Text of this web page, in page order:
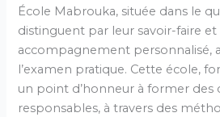
École Mabrouka, située dans le
distinguent par leur savoir-faire et
accompagnement personnalisé,
l’examen pratique. Cette école,
un point d’honneur à former des
responsables, à travers des